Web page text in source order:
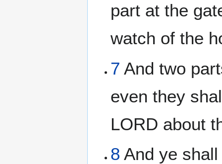
part at the
watch of the
7 And two
even they
LORD about
8 And ye